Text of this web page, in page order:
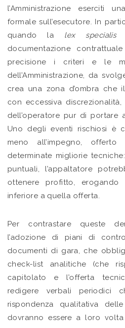
l’Amministrazione eserciti
formale sull’esecutore. In
quando la lex specialis–
documentazione
precisione i criteri e le
dell’Amministrazione, da
crea una zona d’ombra che
con eccessiva
dell’operatore pur di portare
Uno degli eventi rischiosi è
meno all’impegno,
determinate migliorie
puntuali, l’appaltatore
ottenere profitto,
inferiore a quella offerta.
Per contrastare queste
l’adozione di piani di
documenti di gara, che
check-list analitiche (che
capitolato e l’offerta
redigere verbali periodici
rispondenza qualitativa
dovranno essere a loro